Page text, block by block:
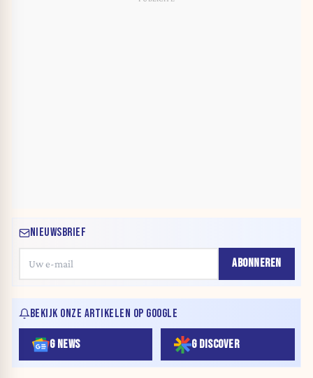
NIEUWSBRIEF
ABONNEREN
BEKIJK ONZE ARTIKELEN OP GOOGLE
G NEWS G DISCOVER